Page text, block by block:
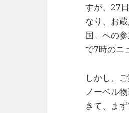
すが、27
なり、お
国」への
で7時のニ
しかし、
ノーベル
きて、ま